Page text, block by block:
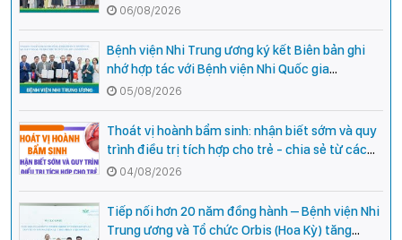
cho cán bộ y tế tại các tỉnh miền núi phía Bắc
06/08/2026
Bệnh viện Nhi Trung ương ký kết Biên bản ghi
nhớ hợp tác với Bệnh viện Nhi Quốc gia
Campuchia
05/08/2026
Thoát vị hoành bẩm sinh: nhận biết sớm và quy
trình điều trị tích hợp cho trẻ - chia sẻ từ các
chuyên gia hàng đầu của Bệnh Viện Nhi Trung
ương
04/08/2026
Tiếp nối hơn 20 năm đồng hành – Bệnh viện Nhi
Trung ương và Tổ chức Orbis (Hoa Kỳ) tăng